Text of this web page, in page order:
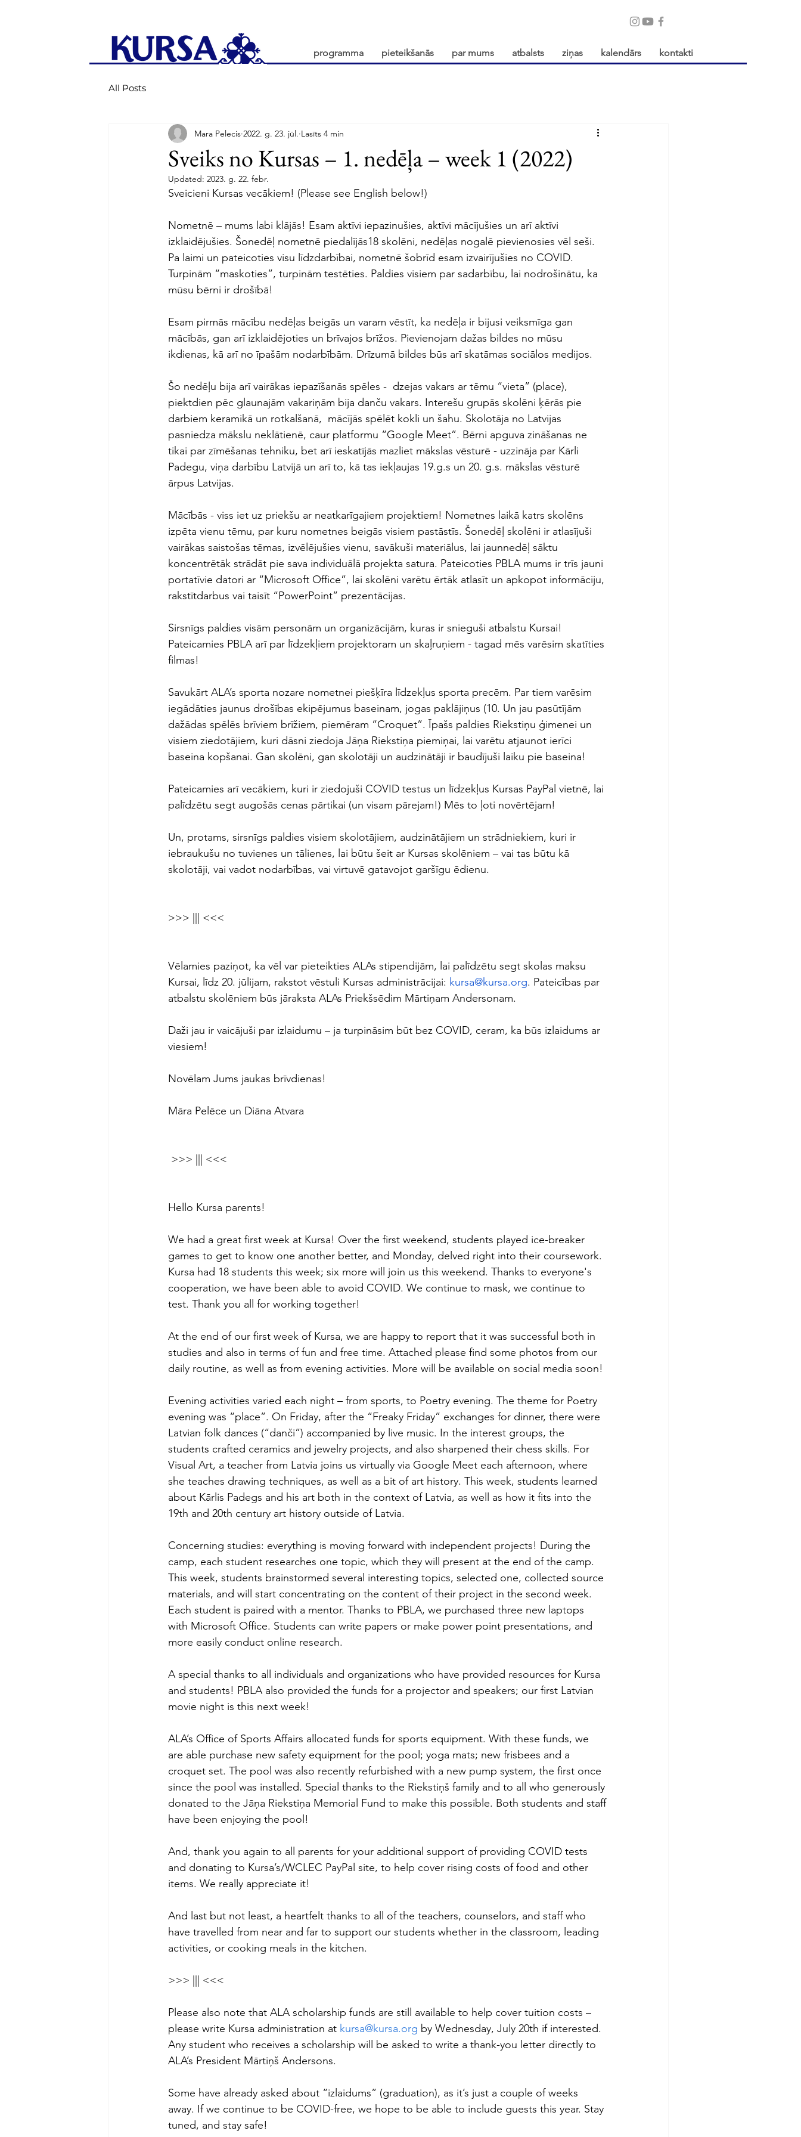
programma pieteikšanās par mums atbalsts ziņas kalendārs kontakti
All Posts
Sveiks no Kursas – 1. nedēļa – week 1 (2022)
Mara Pelecis 2022. g. 23. jūl. Lasīts 4 min
Updated: 2023. g. 22. febr.
Sveicieni Kursas vecākiem! (Please see English below!)
Nometnē – mums labi klājās! Esam aktīvi iepazinušies, aktīvi mācījušies un arī aktīvi
izklaidējušies. Šonedēļ nometnē piedalījās18 skolēni, nedēļas nogalē pievienosies vēl seši.
Pa laimi un pateicoties visu līdzdarbībai, nometnē šobrīd esam izvairījušies no COVID.
Turpinām “maskoties”, turpinām testēties. Paldies visiem par sadarbību, lai nodrošinātu, ka
mūsu bērni ir drošībā!
Esam pirmās mācību nedēļas beigās un varam vēstīt, ka nedēļa ir bijusi veiksmīga gan
mācībās, gan arī izklaidējoties un brīvajos brīžos. Pievienojam dažas bildes no mūsu
ikdienas, kā arī no īpašām nodarbībām. Drīzumā bildes būs arī skatāmas sociālos medijos.
Šo nedēļu bija arī vairākas iepazīšanās spēles -  dzejas vakars ar tēmu “vieta” (place),
piektdien pēc glaunajām vakariņām bija danču vakars. Interešu grupās skolēni ķērās pie
darbiem keramikā un rotkalšanā,  mācījās spēlēt kokli un šahu. Skolotāja no Latvijas
pasniedza mākslu neklātienē, caur platformu “Google Meet”. Bērni apguva zināšanas ne
tikai par zīmēšanas tehniku, bet arī ieskatījās mazliet mākslas vēsturē - uzzināja par Kārli
Padegu, viņa darbību Latvijā un arī to, kā tas iekļaujas 19.g.s un 20. g.s. mākslas vēsturē
ārpus Latvijas.
Mācībās - viss iet uz priekšu ar neatkarīgajiem projektiem! Nometnes laikā katrs skolēns
izpēta vienu tēmu, par kuru nometnes beigās visiem pastāstīs. Šonedēļ skolēni ir atlasījuši
vairākas saistošas tēmas, izvēlējušies vienu, savākuši materiālus, lai jaunnedēļ sāktu
koncentrētāk strādāt pie sava individuālā projekta satura. Pateicoties PBLA mums ir trīs jauni
portatīvie datori ar “Microsoft Office”, lai skolēni varētu ērtāk atlasīt un apkopot informāciju,
rakstītdarbus vai taisīt “PowerPoint” prezentācijas.
Sirsnīgs paldies visām personām un organizācijām, kuras ir snieguši atbalstu Kursai!
Pateicamies PBLA arī par līdzekļiem projektoram un skaļruņiem - tagad mēs varēsim skatīties
filmas!
Savukārt ALA’s sporta nozare nometnei piešķīra līdzekļus sporta precēm. Par tiem varēsim
iegādāties jaunus drošības ekipējumus baseinam, jogas paklājiņus (10. Un jau pasūtījām
dažādas spēlēs brīviem brīžiem, piemēram “Croquet”. Īpašs paldies Riekstiņu ģimenei un
visiem ziedotājiem, kuri dāsni ziedoja Jāņa Riekstiņa piemiņai, lai varētu atjaunot ierīci
baseina kopšanai. Gan skolēni, gan skolotāji un audzinātāji ir baudījuši laiku pie baseina!
Pateicamies arī vecākiem, kuri ir ziedojuši COVID testus un līdzekļus Kursas PayPal vietnē, lai
palīdzētu segt augošās cenas pārtikai (un visam pārejam!) Mēs to ļoti novērtējam!
Un, protams, sirsnīgs paldies visiem skolotājiem, audzinātājiem un strādniekiem, kuri ir
iebraukušu no tuvienes un tālienes, lai būtu šeit ar Kursas skolēniem – vai tas būtu kā
skolotāji, vai vadot nodarbības, vai virtuvē gatavojot garšīgu ēdienu.
>>> ||| <<<
Vēlamies paziņot, ka vēl var pieteikties ALAs stipendijām, lai palīdzētu segt skolas maksu
Kursai, līdz 20. jūlijam, rakstot vēstuli Kursas administrācijai: kursa@kursa.org. Pateicības par
atbalstu skolēniem būs jāraksta ALAs Priekšsēdim Mārtiņam Andersonam.
Daži jau ir vaicājuši par izlaidumu – ja turpināsim būt bez COVID, ceram, ka būs izlaidums ar
viesiem!
Novēlam Jums jaukas brīvdienas!
Māra Pelēce un Diāna Atvara
>>> ||| <<<
Hello Kursa parents!
We had a great first week at Kursa! Over the first weekend, students played ice-breaker
games to get to know one another better, and Monday, delved right into their coursework.
Kursa had 18 students this week; six more will join us this weekend. Thanks to everyone's
cooperation, we have been able to avoid COVID. We continue to mask, we continue to
test. Thank you all for working together!
At the end of our first week of Kursa, we are happy to report that it was successful both in
studies and also in terms of fun and free time. Attached please find some photos from our
daily routine, as well as from evening activities. More will be available on social media soon!
Evening activities varied each night – from sports, to Poetry evening. The theme for Poetry
evening was “place”. On Friday, after the “Freaky Friday” exchanges for dinner, there were
Latvian folk dances (“danči”) accompanied by live music. In the interest groups, the
students crafted ceramics and jewelry projects, and also sharpened their chess skills. For
Visual Art, a teacher from Latvia joins us virtually via Google Meet each afternoon, where
she teaches drawing techniques, as well as a bit of art history. This week, students learned
about Kārlis Padegs and his art both in the context of Latvia, as well as how it fits into the
19th and 20th century art history outside of Latvia.
Concerning studies: everything is moving forward with independent projects! During the
camp, each student researches one topic, which they will present at the end of the camp.
This week, students brainstormed several interesting topics, selected one, collected source
materials, and will start concentrating on the content of their project in the second week.
Each student is paired with a mentor. Thanks to PBLA, we purchased three new laptops
with Microsoft Office. Students can write papers or make power point presentations, and
more easily conduct online research.
A special thanks to all individuals and organizations who have provided resources for Kursa
and students! PBLA also provided the funds for a projector and speakers; our first Latvian
movie night is this next week!
ALA’s Office of Sports Affairs allocated funds for sports equipment. With these funds, we
are able purchase new safety equipment for the pool; yoga mats; new frisbees and a
croquet set. The pool was also recently refurbished with a new pump system, the first once
since the pool was installed. Special thanks to the Riekstiņš family and to all who generously
donated to the Jāņa Riekstiņa Memorial Fund to make this possible. Both students and staff
have been enjoying the pool!
And, thank you again to all parents for your additional support of providing COVID tests
and donating to Kursa’s/WCLEC PayPal site, to help cover rising costs of food and other
items. We really appreciate it!
And last but not least, a heartfelt thanks to all of the teachers, counselors, and staff who
have travelled from near and far to support our students whether in the classroom, leading
activities, or cooking meals in the kitchen.
>>> ||| <<<
Please also note that ALA scholarship funds are still available to help cover tuition costs –
please write Kursa administration at kursa@kursa.org by Wednesday, July 20th if interested.
Any student who receives a scholarship will be asked to write a thank-you letter directly to
ALA’s President Mārtiņš Andersons.
Some have already asked about “izlaidums” (graduation), as it’s just a couple of weeks
away. If we continue to be COVID-free, we hope to be able to include guests this year. Stay
tuned, and stay safe!